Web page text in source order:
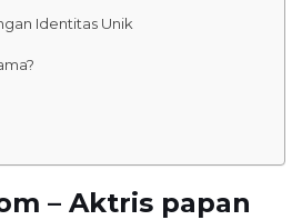
Identitas Unik
– Aktris papan